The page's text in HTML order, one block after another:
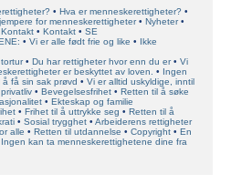
Hva er menneskerettigheter?
for menneskerettigheter
Nyheter
Kontakt Kontakt
SE
Vi er alle født frie og like
Ikke
Du har rettigheter hvor enn du er
Vi
er beskyttet av loven.
Ingen
å få sin sak prøvd
Vi er alltid uskyldige, inntil
Bevegelsesfrihet
Retten til å søke
Ekteskap og familie
Frihet til å uttrykke seg
Retten til å
Sosial trygghet
Arbeiderens rettigheter
alle Retten til utdannelse Copyright
En
Ingen kan ta menneskerettighetene dine fra